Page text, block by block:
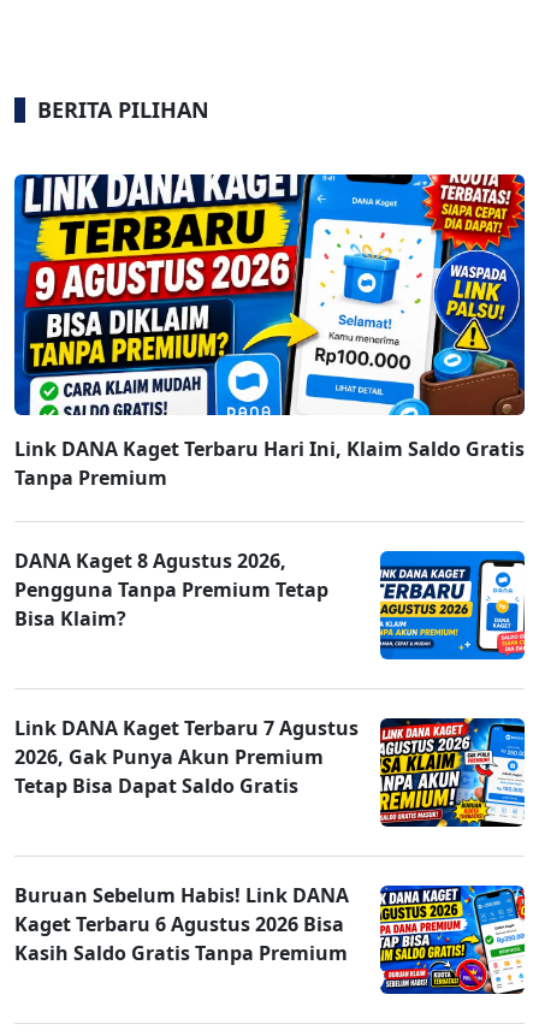
BERITA PILIHAN
Link DANA Kaget Terbaru Hari Ini, Klaim Saldo Gratis
Tanpa Premium
DANA Kaget 8 Agustus 2026,
Pengguna Tanpa Premium Tetap
Bisa Klaim?
Link DANA Kaget Terbaru 7 Agustus
2026, Gak Punya Akun Premium
Tetap Bisa Dapat Saldo Gratis
Buruan Sebelum Habis! Link DANA
Kaget Terbaru 6 Agustus 2026 Bisa
Kasih Saldo Gratis Tanpa Premium